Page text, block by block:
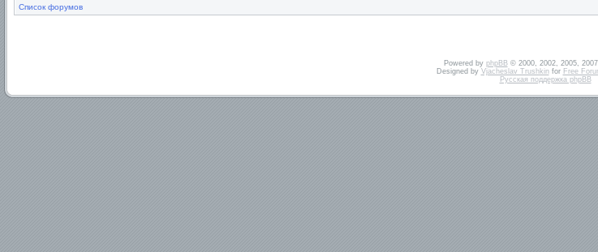
Список форумов
Powered by phpBB© 2000, 2002, 2005, 2007
Designed by Vjacheslav Trushkinfor Free
Русская поддержка phpBB